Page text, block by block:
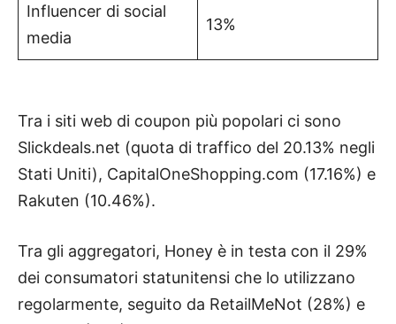
Influencer di social
media
13%
Tra i siti web di coupon più popolari ci sono
Slickdeals.net (quota di traffico del 20.13% negli
Stati Uniti), CapitalOneShopping.com (17.16%) e
Rakuten (10.46%).
Tra gli aggregatori, Honey è in testa con il 29%
dei consumatori statunitensi che lo utilizzano
regolarmente, seguito da RetailMeNot (28%) e